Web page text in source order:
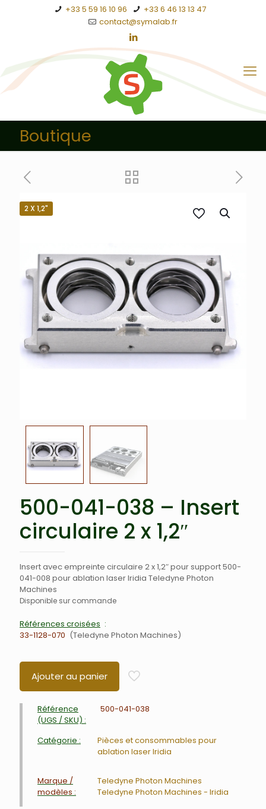
+33 5 59 16 10 96
+33 6 46 13 13 47
contact@symalab.fr
Boutique
2 X 1,2"
500-041-038 – Insert
circulaire 2 x 1,2″
Insert avec empreinte circulaire 2 x 1,2″ pour support 500-
041-008 pour ablation laser Iridia Teledyne Photon
Machines
Disponible sur commande
Références croisées
33-1128-070
Teledyne Photon Machines
Ajouter au panier
Référence
(UGS / SKU) :
500-041-038
Catégorie :
Pièces et consommables pour
ablation laser Iridia
Marque /
modèles :
Teledyne Photon Machines
Teledyne Photon Machines - Iridia